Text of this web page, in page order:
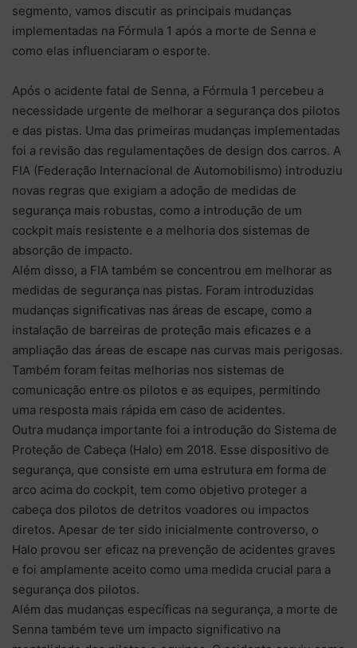
segmento, vamos discutir as principais mudanças
implementadas na Fórmula 1 após a morte de Senna e
como elas influenciaram o esporte.
Após o acidente fatal de Senna, a Fórmula 1 percebeu a
necessidade urgente de melhorar a segurança dos pilotos
e das pistas. Uma das primeiras mudanças implementadas
foi a revisão das regulamentações de design dos carros. A
FIA (Federação Internacional de Automobilismo) introduziu
novas regras que exigiam a adoção de medidas de
segurança mais robustas, como a introdução de um
cockpit mais resistente e a melhoria dos sistemas de
absorção de impacto.
Além disso, a FIA também se concentrou em melhorar as
medidas de segurança nas pistas. Foram introduzidas
mudanças significativas nas áreas de escape, como a
instalação de barreiras de proteção mais eficazes e a
ampliação das áreas de escape nas curvas mais perigosas.
Também foram feitas melhorias nos sistemas de
comunicação entre os pilotos e as equipes, permitindo
uma resposta mais rápida em caso de acidentes.
Outra mudança importante foi a introdução do Sistema de
Proteção de Cabeça (Halo) em 2018. Esse dispositivo de
segurança, que consiste em uma estrutura em forma de
arco acima do cockpit, tem como objetivo proteger a
cabeça dos pilotos de detritos voadores ou impactos
diretos. Apesar de ter sido inicialmente controverso, o
Halo provou ser eficaz na prevenção de acidentes graves
e foi amplamente aceito como uma medida crucial para a
segurança dos pilotos.
Além das mudanças específicas na segurança, a morte de
Senna também teve um impacto significativo na